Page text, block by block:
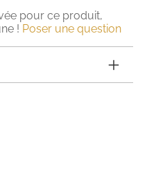
pour ce produit,
! Poser une question